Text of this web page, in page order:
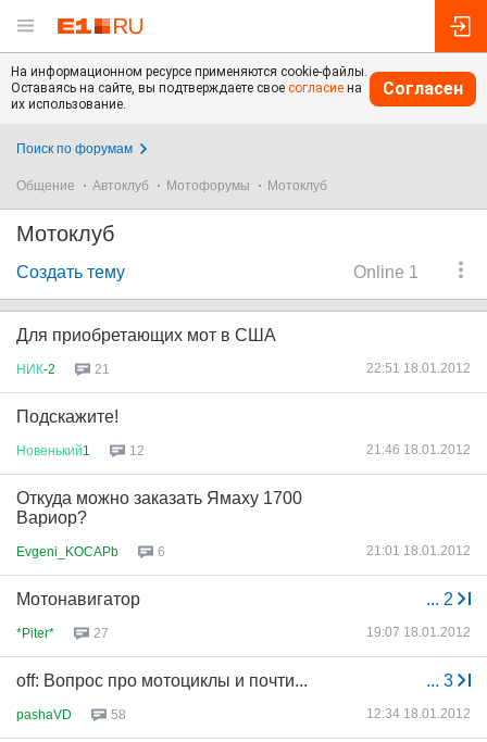
На информационном ресурсе применяются cookie-файлы.
Оставаясь на сайте, вы подтверждаете свое согласие на
их использование.
Согласен
Поиск по форумам
Общение Автоклуб Мотофорумы Мотоклуб
Мотоклуб
Online 1
Создать тему
Для приобретающих мот в США
НИК-2 21 22:51 18.01.2012
Подскажите!
Новенький1 12 21:46 18.01.2012
Откуда можно заказать Ямаху 1700
Вариор?
Evgeni_KOCAPb 6 21:01 18.01.2012
... 2
Мотонавигатор
*Piter* 27 19:07 18.01.2012
... 3
off: Вопрос про мотоциклы и почти...
pashaVD 58 12:34 18.01.2012